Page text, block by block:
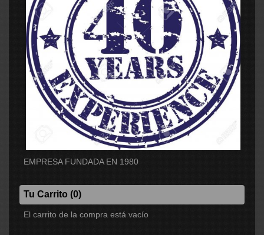
EMPRESA FUNDADA EN 1980
Tu Carrito (0)
El carrito de la compra está vacío